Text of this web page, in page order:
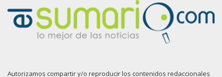
Autorizamos compartir y/o reproducir los contenidos redaccionales